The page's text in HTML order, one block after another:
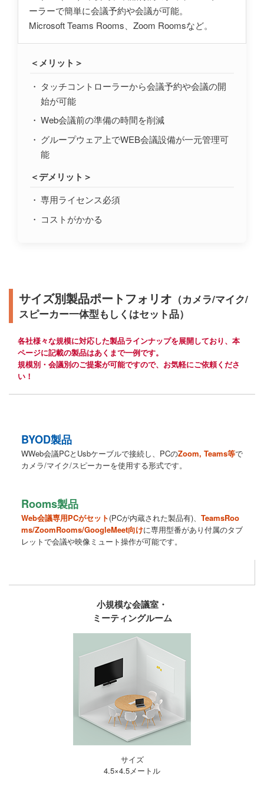
ーラーで簡単に会議予約や会議が可能。
Microsoft Teams Rooms、Zoom Roomsなど。
＜メリット＞
タッチコントローラーから会議予約や会議の開
始が可能
Web会議前の準備の時間を削減
グループウェア上でWEB会議設備が一元管理可
能
＜デメリット＞
専用ライセンス必須
コストがかかる
サイズ別製品ポートフォリオ （カメラ/マイク/
スピーカー一体型もしくはセット品）
各社様々な規模に対応した製品ラインナップを展開しており、本
ページに記載の製品はあくまで一例です。
規模別・会議別のご提案が可能ですので、お気軽にご依頼くださ
い！
BYOD製品
WWeb会議PCとUsbケーブルで接続し、PCのZoom, Teams等で
カメラ/マイク/スピーカーを使用する形式です。
Rooms製品
Web会議専用PCがセット(PCが内蔵された製品有)、 TeamsRoo
ms/ZoomRooms/GoogleMeet向けに専用型番があり付属のタブ
レットで会議や映像ミュート操作が可能です。
小規模な会議室・
ミーティングルーム
サイズ
4.5×4.5メートル